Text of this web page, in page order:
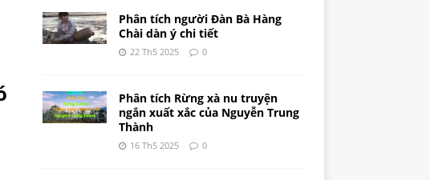
Phân tích người Đàn Bà Hàng
Chài dàn ý chi tiết
22 Th5 2025 0
Phân tích Rừng xà nu truyện
ngắn xuất xắc của Nguyễn Trung
Thành
16 Th5 2025 0